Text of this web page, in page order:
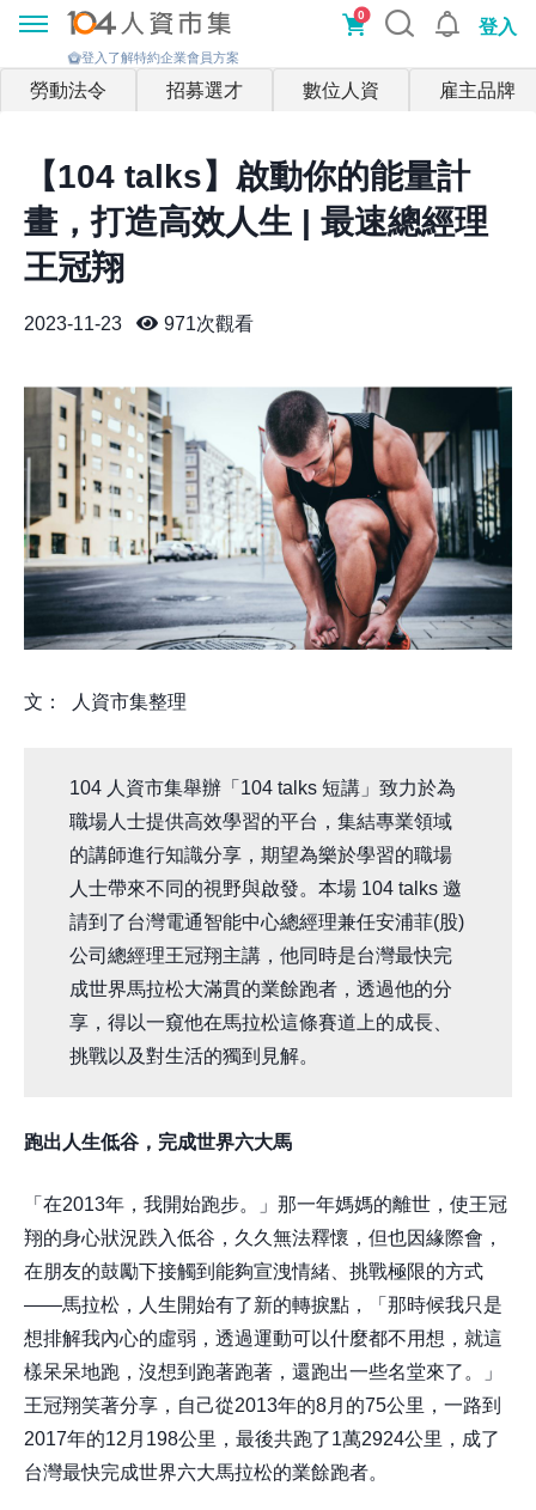
0
登入
登入了解特約企業會員方案
勞動法令 招募選才 數位人資 雇主品牌
【104 talks】啟動你的能量計
畫，打造高效人生 | 最速總經理
王冠翔
2023-11-23 971次觀看
文： 人資市集整理
104 人資市集舉辦「104 talks 短講」致力於為
職場人士提供高效學習的平台，集結專業領域
的講師進行知識分享，期望為樂於學習的職場
人士帶來不同的視野與啟發。本場 104 talks 邀
請到了台灣電通智能中心總經理兼任安浦菲(股)
公司總經理王冠翔主講，他同時是台灣最快完
成世界馬拉松大滿貫的業餘跑者，透過他的分
享，得以一窺他在馬拉松這條賽道上的成長、
挑戰以及對生活的獨到見解。
跑出人生低谷，完成世界六大馬
「在2013年，我開始跑步。」那一年媽媽的離世，使王冠
翔的身心狀況跌入低谷，久久無法釋懷，但也因緣際會，
在朋友的鼓勵下接觸到能夠宣洩情緒、挑戰極限的方式
——馬拉松，人生開始有了新的轉捩點，「那時候我只是
想排解我內心的虛弱，透過運動可以什麼都不用想，就這
樣呆呆地跑，沒想到跑著跑著，還跑出一些名堂來了。」
王冠翔笑著分享，自己從2013年的8月的75公里，一路到
2017年的12月198公里，最後共跑了1萬2924公里，成了
台灣最快完成世界六大馬拉松的業餘跑者。